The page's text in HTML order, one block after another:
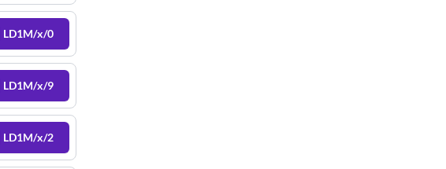
LD1M/x/0
LD1M/x/9
LD1M/x/2